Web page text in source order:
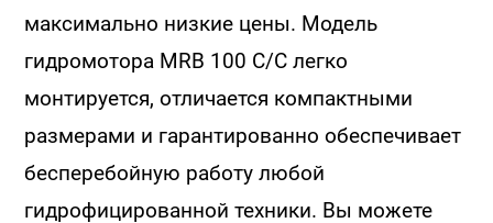
максимально низкие цены. Модель
гидромотора MRB 100 C/C легко
монтируется, отличается компактными
размерами и гарантированно обеспечивает
бесперебойную работу любой
гидрофицированной техники. Вы можете